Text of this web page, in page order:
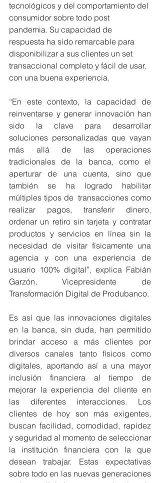
tecnológicos y del comportamiento del
consumidor sobre todo post
pandemia. Su capacidad de
respuesta ha sido remarcable para
disponibilizar a sus clientes un set
transaccional completo y fácil de usar,
con una buena experiencia.
“En este contexto, la capacidad de
reinventarse y generar innovación han
sido la clave para desarrollar
soluciones personalizadas que vayan
más allá de las operaciones
tradicionales de la banca, como el
aperturar de una cuenta, sino que
también se ha logrado habilitar
múltiples tipos de  transacciones como
realizar pagos, transferir dinero,
ordenar un retiro sin tarjeta y contratar
productos y servicios en línea sin la
necesidad de visitar físicamente una
agencia y con una experiencia de
usuario 100% digital”, explica Fabián
Garzón, Vicepresidente de
Transformación Digital de Produbanco.
Es así que las innovaciones digitales
en la banca, sin duda, han permitido
brindar acceso a más clientes por
diversos canales tanto físicos como
digitales, aportando así a una mayor
inclusión financiera al tiempo de
mejorar la experiencia del cliente en
las diferentes interacciones. Los
clientes de hoy son más exigentes,
buscan facilidad, comodidad, rapidez
y seguridad al momento de seleccionar
la institución financiera con la que
desean trabajar. Estas expectativas
sobre todo en las nuevas generaciones